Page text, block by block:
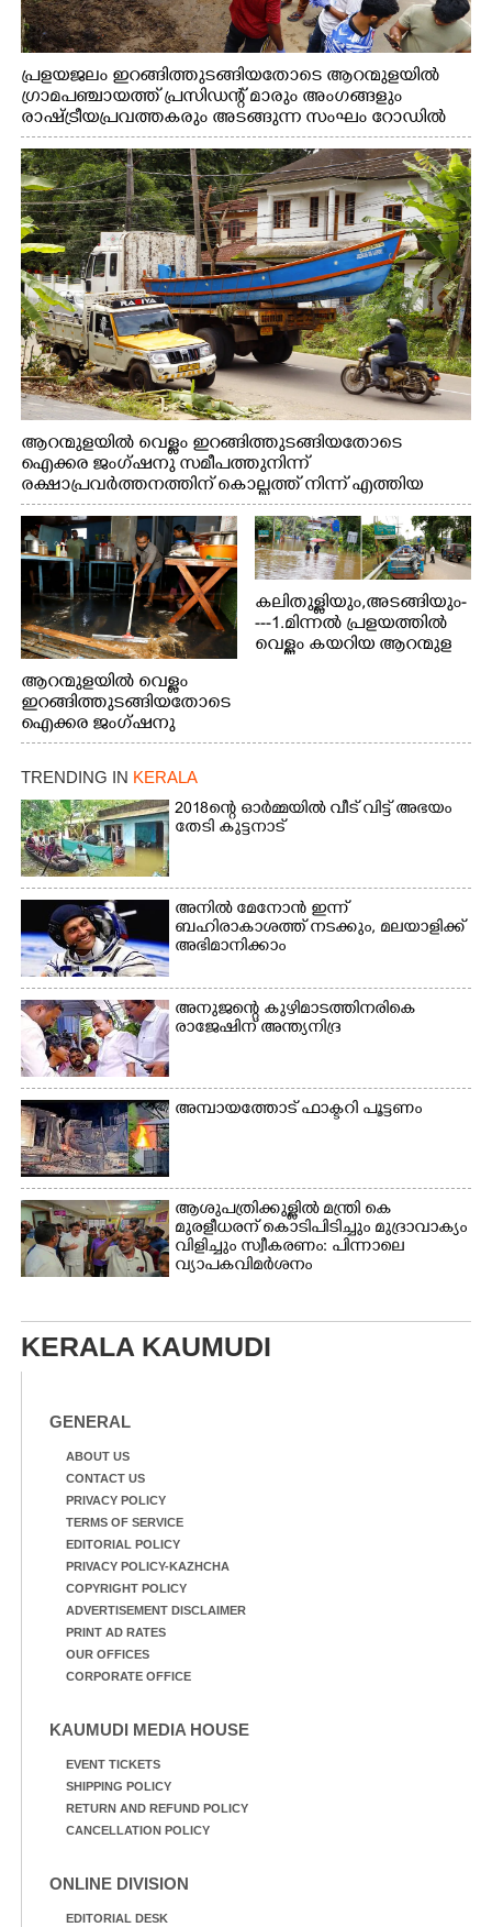
പ്രളയജലം ഇറങ്ങിത്തുടങ്ങിയതോടെ ആറന്മുളയിൽ
ഗ്രാമപഞ്ചായത്ത് പ്രസിഡന്റ് മാരും അംഗങ്ങളും
രാഷ്ട്രീയപ്രവത്തകരും അടങ്ങുന്ന സംഘം റോഡിൽ
അടിഞ്ഞ് കൂടിയ ചെളിയും മണ്ണും മറ്റ് മാലിന്യങ്ങളും
നീക്കം ചെയ്യുന്നു.
ആറന്മുളയിൽ വെള്ളം ഇറങ്ങിത്തുടങ്ങിയതോടെ
ഐക്കര ജംഗ്ഷനു സമീപത്തുനിന്ന്
രക്ഷാപ്രവർത്തനത്തിന് കൊല്ലത്ത് നിന്ന് എത്തിയ
ബോട്ടുകൾ തിരികെക്കൊണ്ടുപോകുന്നു.
ആറന്മുളയിൽ വെള്ളം
ഇറങ്ങിത്തുടങ്ങിയതോടെ
ഐക്കര ജംഗ്ഷനു
സമീപം ആറന്മുള
കിടങ്ങന്നൂർ റോഡിന്
സമീപം പ്രവർത്തിക്കു
ആറന്മുള തട്ടുകട കഴുകി
വൃത്തിയാക്കുന്നു.
കലിതുള്ളിയും,അടങ്ങിയും-
---1.മിന്നൽ പ്രളയത്തിൽ
വെള്ളം കയറിയ ആറന്മുള
ഇറങ്ങിപ്പോൾ
ത്തിന് ഓച്ചിറ അഴിക്കലിൽ
നിന്ന്എത്തിച്ച ബോട്ടും.
TRENDING IN KERALA
2018ന്റെ ഓർമ്മയിൽ വീട് വിട്ട് അഭയം
തേടി കുട്ടനാട്
അനിൽ മേനോൻ ഇന്ന്
ബഹിരാകാശത്ത് നടക്കും, മലയാളിക്ക്
അഭിമാനിക്കാം
അനുജന്റെ കുഴിമാടത്തിനരികെ
രാജേഷിന് അന്ത്യനിദ്ര
അമ്പായത്തോട് ഫാക്ടറി പൂട്ടണം
ആശുപത്രിക്കുള്ളിൽ മന്ത്രി കെ
മുരളീധരന് കൊടിപിടിച്ചും മുദ്രാവാക്യം
വിളിച്ചും സ്വീകരണം: പിന്നാലെ
വ്യാപകവിമർശനം
KERALA KAUMUDI
GENERAL
ABOUT US
CONTACT US
PRIVACY POLICY
TERMS OF SERVICE
EDITORIAL POLICY
PRIVACY POLICY-KAZHCHA
COPYRIGHT POLICY
ADVERTISEMENT DISCLAIMER
PRINT AD RATES
OUR OFFICES
CORPORATE OFFICE
KAUMUDI MEDIA HOUSE
EVENT TICKETS
SHIPPING POLICY
RETURN AND REFUND POLICY
CANCELLATION POLICY
ONLINE DIVISION
EDITORIAL DESK